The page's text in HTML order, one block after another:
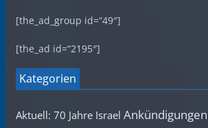
[the_ad_group id=“49″]
[the_ad id=“2195″]
Kategorien
Aktuell: 70 Jahre Israel Ankündigungen